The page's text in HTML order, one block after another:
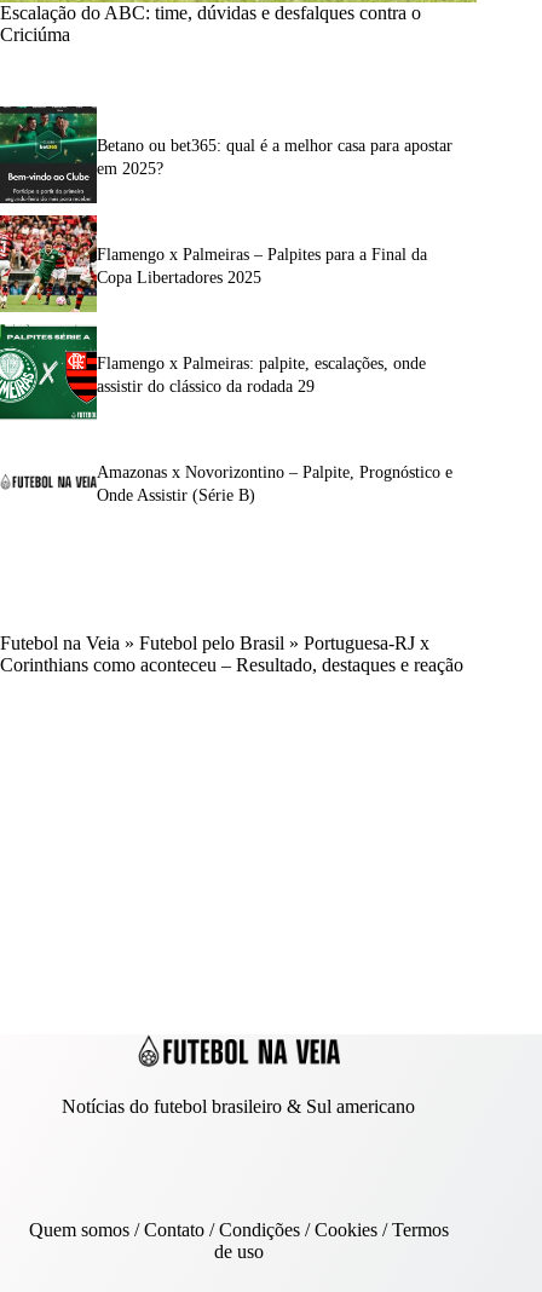
Escalação do ABC: time, dúvidas e desfalques contra o
Criciúma
Betano ou bet365: qual é a melhor casa para apostar
em 2025?
Flamengo x Palmeiras – Palpites para a Final da
Copa Libertadores 2025
Flamengo x Palmeiras: palpite, escalações, onde
assistir do clássico da rodada 29
Amazonas x Novorizontino – Palpite, Prognóstico e
Onde Assistir (Série B)
Futebol na Veia » Futebol pelo Brasil » Portuguesa-RJ x
Corinthians como aconteceu – Resultado, destaques e reação
Notícias do futebol brasileiro & Sul americano
Quem somos/Contato/ Condições /Cookies/Termos
de uso